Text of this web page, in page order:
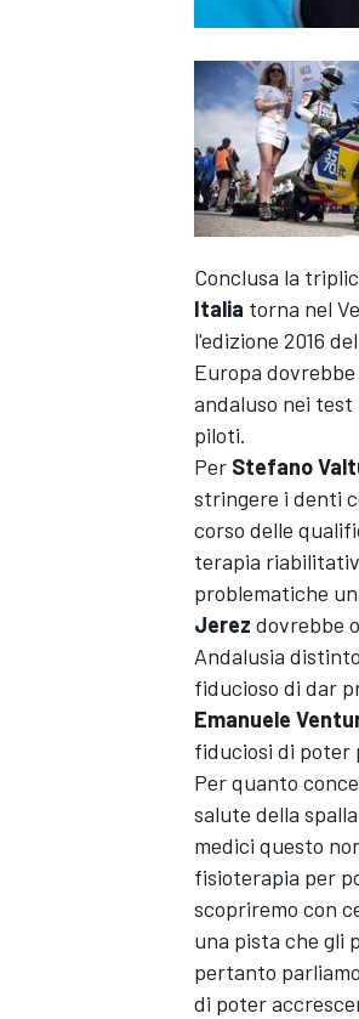
MONOPOSTO
Conclusa la
Italia torna nel
l'edizione 2016 del
Europa
andaluso nei
piloti.
Per Stefano
stringere i denti
corso delle
terapia
problematiche
Jerez dovrebbe
Andalusia
fiducioso di dar
Emanuele
fiduciosi di poter
Per quanto
salute della
medici questo
fisioterapia per
scopriremo con
una pista che gli
pertanto
di poter